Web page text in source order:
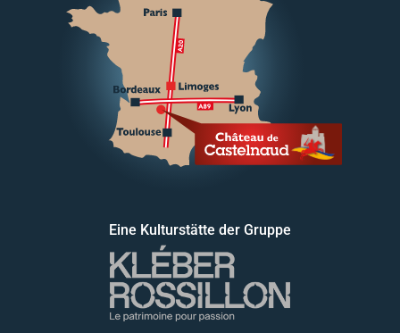
Eine Kulturstätte der Gruppe